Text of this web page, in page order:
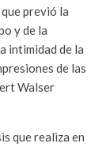
previó la
y de la
intimidad de la
de las
Walser
que realiza en